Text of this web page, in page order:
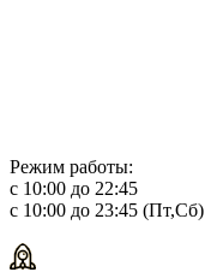
Режим работы:
с 10:00 до 22:45
с 10:00 до 23:45 (Пт,Сб)